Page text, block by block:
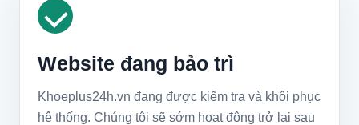
Website đang bảo trì
Khoeplus24h.vn đang được kiểm tra và khôi phục
hệ thống. Chúng tôi sẽ sớm hoạt động trở lại sau